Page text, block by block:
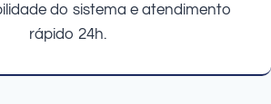
do sistema e atendimento
rápido 24h.